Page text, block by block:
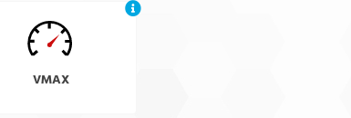
VMAX